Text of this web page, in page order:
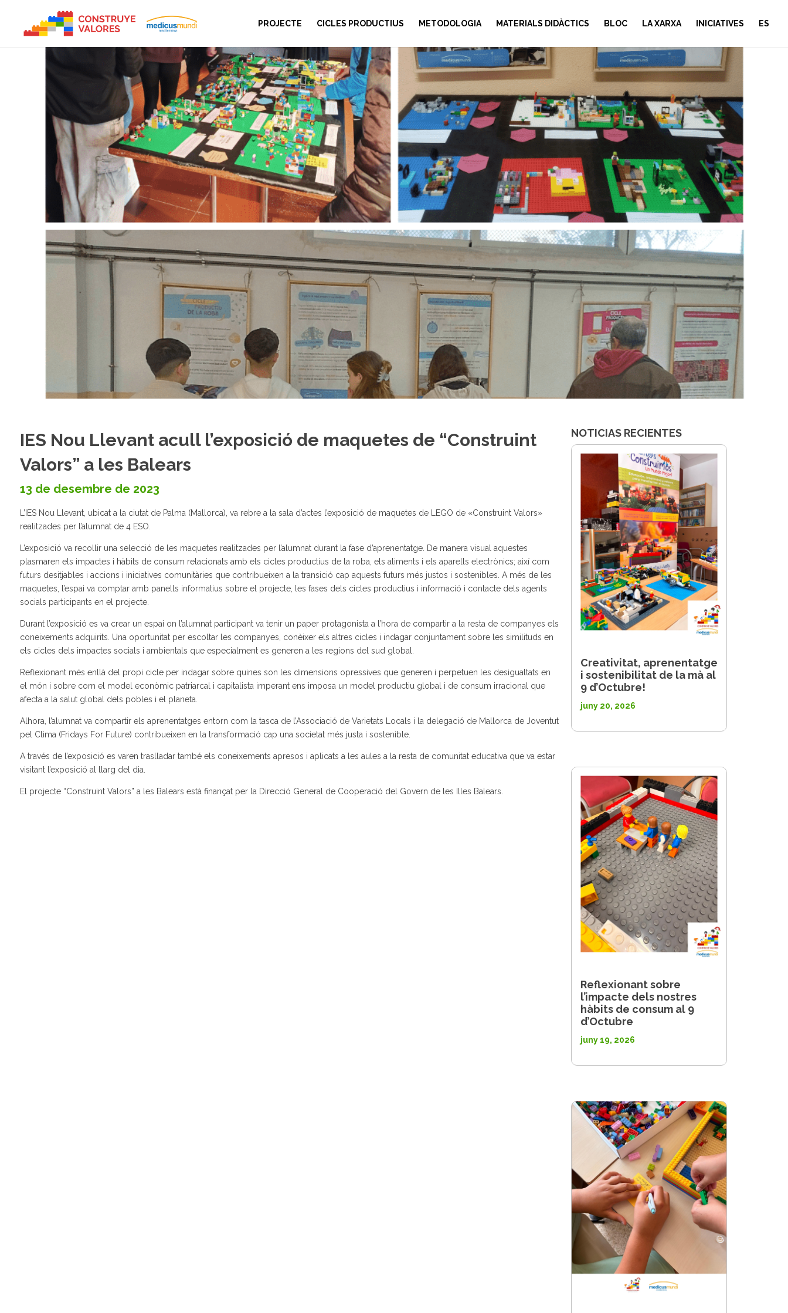
PROJECTE CICLES PRODUCTIUS METODOLOGIA MATERIALS DIDÀCTICS BLOC LA XARXA INICIATIVES ES
IES Nou Llevant acull l’exposició de maquetes de “Construint
Valors” a les Balears
13 de desembre de 2023
L’IES Nou Llevant, ubicat a la ciutat de Palma (Mallorca), va rebre a la sala d’actes l’exposició de maquetes de LEGO de «Construint Valors»
realitzades per l’alumnat de 4 ESO.
L’exposició va recollir una selecció de les maquetes realitzades per l’alumnat durant la fase d’aprenentatge. De manera visual aquestes
plasmaren els impactes i hàbits de consum relacionats amb els cicles productius de la roba, els aliments i els aparells electrònics; així com
futurs desitjables i accions i iniciatives comunitàries que contribueixen a la transició cap aquests futurs més justos i sostenibles. A més de les
maquetes, l’espai va comptar amb panells informatius sobre el projecte, les fases dels cicles productius i informació i contacte dels agents
socials participants en el projecte.
Durant l’exposició es va crear un espai on l’alumnat participant va tenir un paper protagonista a l’hora de compartir a la resta de companyes els
coneixements adquirits. Una oportunitat per escoltar les companyes, conèixer els altres cicles i indagar conjuntament sobre les similituds en
els cicles dels impactes socials i ambientals que especialment es generen a les regions del sud global.
Reflexionant més enllà del propi cicle per indagar sobre quines son les dimensions opressives que generen i perpetuen les desigualtats en
el món i sobre com el model econòmic patriarcal i capitalista imperant ens imposa un model productiu global i de consum irracional que
afecta a la salut global dels pobles i el planeta.
Alhora, l’alumnat va compartir els aprenentatges entorn com la tasca de l’Associació de Varietats Locals i la delegació de Mallorca de Joventut
pel Clima (Fridays For Future) contribueixen en la transformació cap una societat més justa i sostenible.
A través de l’exposició es varen traslladar també els coneixements apresos i aplicats a les aules a la resta de comunitat educativa que va estar
visitant l’exposició al llarg del dia.
El projecte “Construint Valors” a les Balears està finançat per la Direcció General de Cooperació del Govern de les Illes Balears.
NOTICIAS RECIENTES
Creativitat, aprenentatge
i sostenibilitat de la mà al
9 d’Octubre!
juny 20, 2026
Reflexionant sobre
l’impacte dels nostres
hàbits de consum al 9
d’Octubre
juny 19, 2026